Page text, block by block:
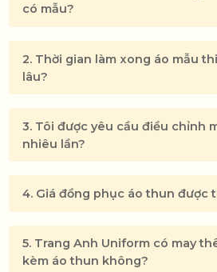
có mẫu?
2. Thời gian làm xong áo mẫu
lâu?
3. Tôi được yêu cầu điều chỉnh
nhiêu lần?
4. Giá đồng phục áo thun được
5. Trang Anh Uniform có may
kèm áo thun không?